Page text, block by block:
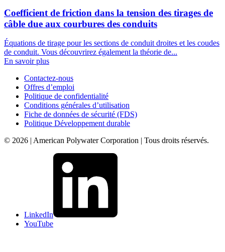
Coefficient de friction dans la tension des tirages de
câble due aux courbures des conduits
Équations de tirage pour les sections de conduit droites et les coudes
de conduit. Vous découvrirez également la théorie de...
En savoir plus
Contactez-nous
Offres d’emploi
Politique de confidentialité
Conditions générales d’utilisation
Fiche de données de sécurité (FDS)
Politique Développement durable
© 2026 | American Polywater Corporation | Tous droits réservés.
LinkedIn
YouTube